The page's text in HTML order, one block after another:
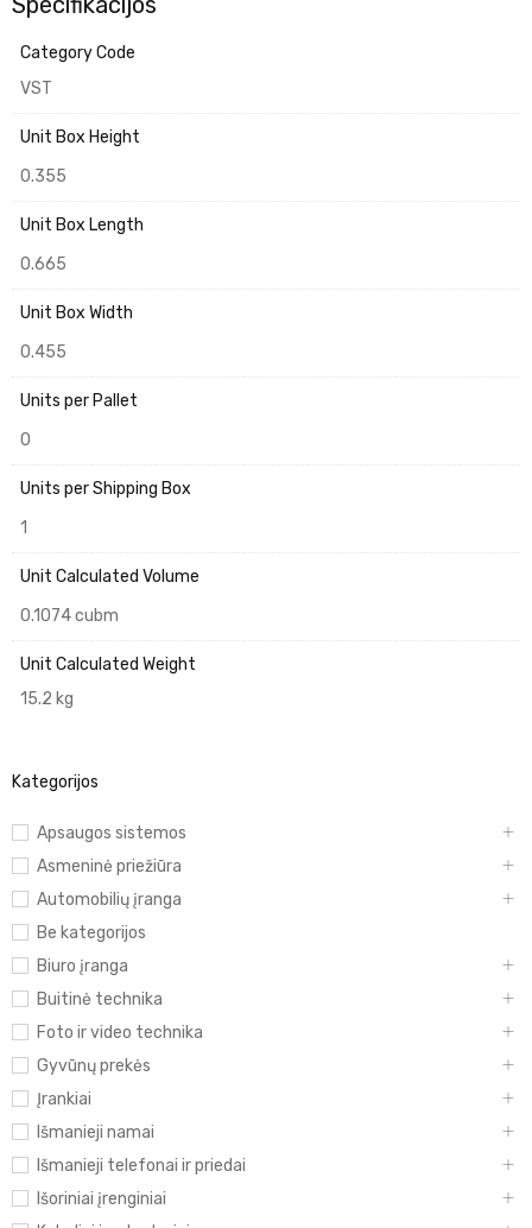
Kategorijos
Apsaugos sistemos
Asmeninė priežiūra
Automobilių įranga
Be kategorijos
Biuro įranga
Buitinė technika
Foto ir video technika
Gyvūnų prekės
Įrankiai
Išmanieji namai
Išmanieji telefonai ir priedai
Išoriniai įrenginiai
Category Code
VST
Unit Box Height
0.355
Unit Box Length
0.665
Unit Box Width
0.455
Units per Pallet
0
Units per Shipping Box
1
Unit Calculated Volume
0.1074 cubm
Unit Calculated Weight
15.2 kg